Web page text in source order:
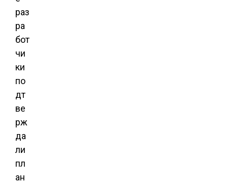
раз
ра
бот
чи
ки
по
дт
ве
рж
да
ли
пл
ан